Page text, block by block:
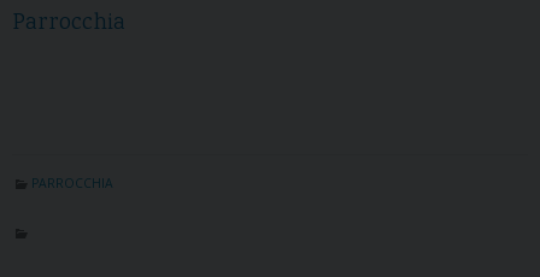
Parrocchia
PARROCCHIA